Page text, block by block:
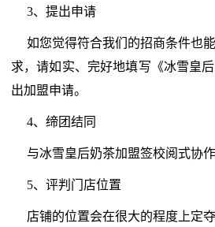
3、提出申请
如您觉得符合我们的招商条件也
求，请如实、完好地填写《冰雪皇
出加盟申请。
4、缔团结同
与冰雪皇后奶茶加盟签校阅式协作
5、评判门店位置
店铺的位置会在很大的程度上定